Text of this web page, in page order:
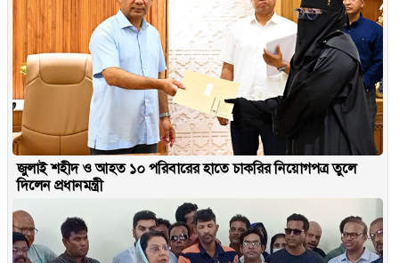
জুলাই শহীদ ও আহত ১০ পরিবারের হাতে চাকরির নিয়োগপত্র তুলে
দিলেন প্রধানমন্ত্রী